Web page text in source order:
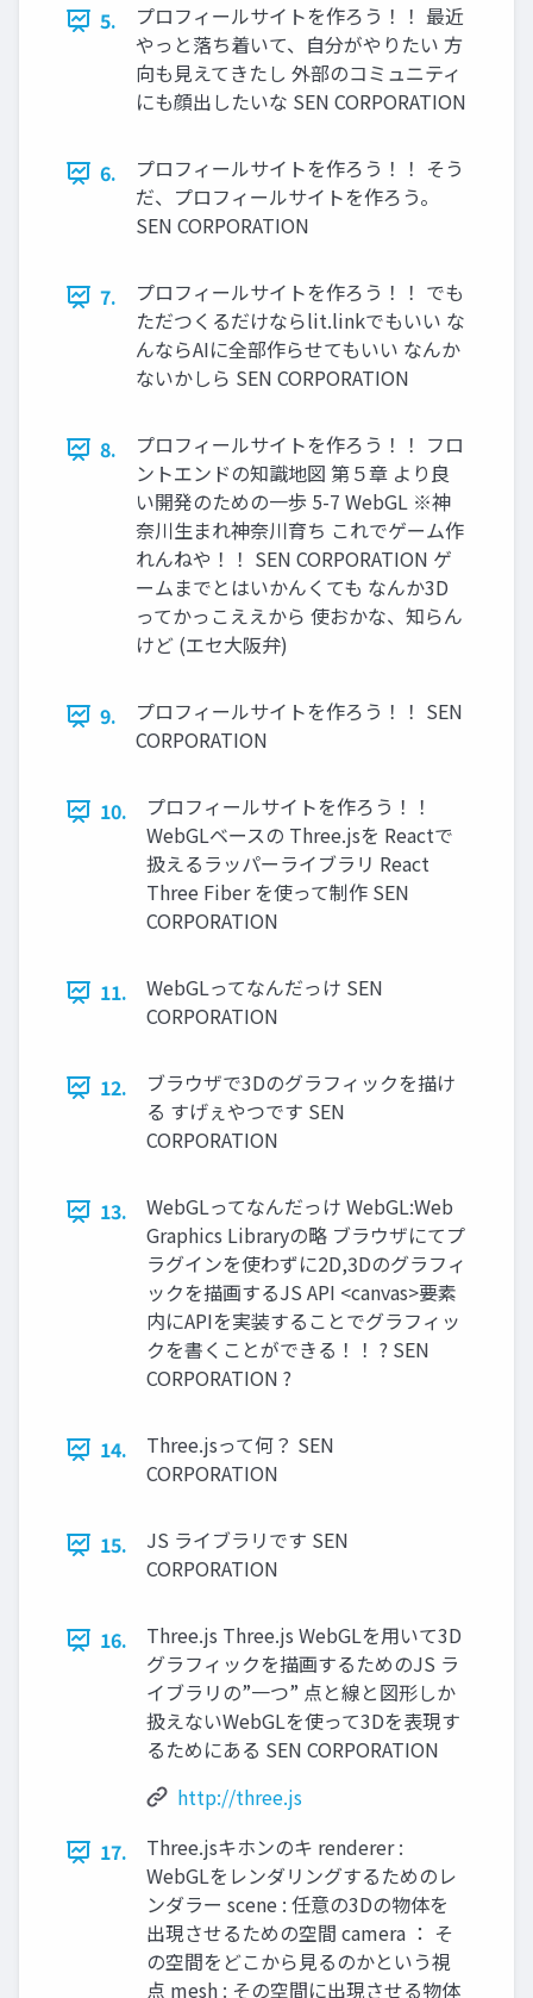
5.
プロフィールサイトを作ろう！！ 最近
やっと落ち着いて、自分がやりたい 方
向も見えてきたし 外部のコミュニティ
にも顔出したいな SEN CORPORATION
6.
プロフィールサイトを作ろう！！ そう
だ、プロフィールサイトを作ろう。
SEN CORPORATION
7.
プロフィールサイトを作ろう！！ でも
ただつくるだけならlit.linkでもいい な
んならAIに全部作らせてもいい なんか
ないかしら SEN CORPORATION
8.
プロフィールサイトを作ろう！！ フロ
ントエンドの知識地図 第５章 より良
い開発のための一歩 5-7 WebGL ※神
奈川生まれ神奈川育ち これでゲーム作
れんねや！！ SEN CORPORATION ゲ
ームまでとはいかんくても なんか3D
ってかっこええから 使おかな、知らん
けど (エセ大阪弁)
9.
プロフィールサイトを作ろう！！ SEN
CORPORATION
10.
プロフィールサイトを作ろう！！
WebGLベースの Three.jsを Reactで
扱えるラッパーライブラリ React
Three Fiber を使って制作 SEN
CORPORATION
11.
WebGLってなんだっけ SEN
CORPORATION
12.
ブラウザで3Dのグラフィックを描け
る すげぇやつです SEN
CORPORATION
13.
WebGLってなんだっけ WebGL:Web
Graphics Libraryの略 ブラウザにてプ
ラグインを使わずに2D,3Dのグラフィ
ックを描画するJS API <canvas>要素
内にAPIを実装することでグラフィッ
クを書くことができる！！ ? SEN
CORPORATION ?
14.
Three.jsって何？ SEN
CORPORATION
15.
JS ライブラリです SEN
CORPORATION
16.
Three.js Three.js WebGLを用いて3D
グラフィックを描画するためのJS ラ
イブラリの”一つ” 点と線と図形しか
扱えないWebGLを使って3Dを表現す
るためにある SEN CORPORATION
http://three.js
17.
Three.jsキホンのキ renderer :
WebGLをレンダリングするためのレ
ンダラー scene : 任意の3Dの物体を
出現させるための空間 camera ： そ
の空間をどこから見るのかという視
点 mesh : その空間に出現させる物体